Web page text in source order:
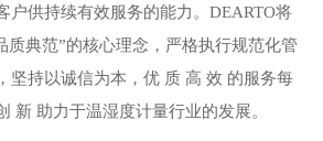
户供持续有效服务的能力。DEARTO将
质典范”的核心理念，严格执行规范化管
坚持以诚信为本，优 质 高 效 的服务每
新 助力于温湿度计量行业的发展。